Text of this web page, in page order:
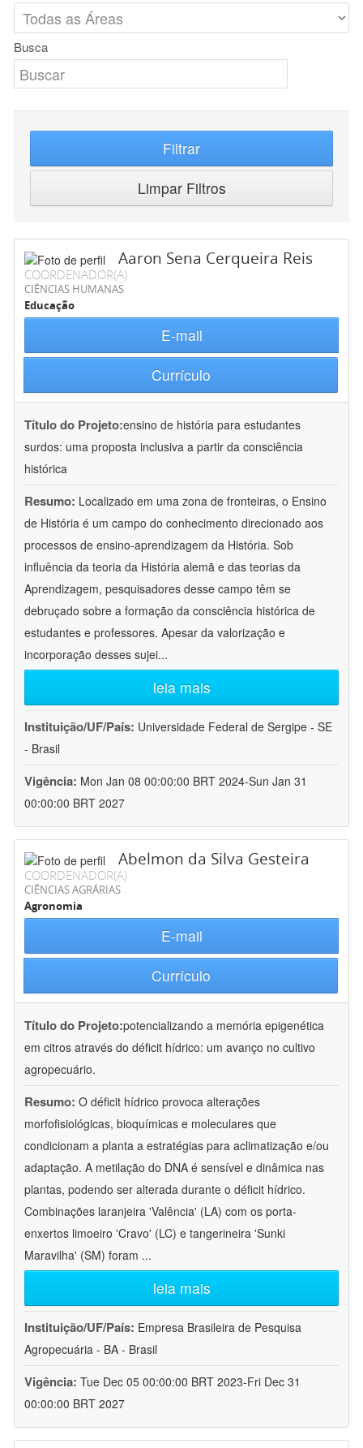
Busca
Filtrar
Limpar Filtros
Aaron Sena Cerqueira Reis
COORDENADOR(A)
CIÊNCIAS HUMANAS
Educação
E-mail
Currículo
Título do Projeto:ensino de história para estudantes
surdos: uma proposta inclusiva a partir da consciência
histórica
Resumo: Localizado em uma zona de fronteiras, o Ensino
de História é um campo do conhecimento direcionado aos
processos de ensino-aprendizagem da História. Sob
influência da teoria da História alemã e das teorias da
Aprendizagem, pesquisadores desse campo têm se
debruçado sobre a formação da consciência histórica de
estudantes e professores. Apesar da valorização e
incorporação desses sujei...
leia mais
Instituição/UF/País: Universidade Federal de Sergipe - SE
- Brasil
Vigência: Mon Jan 08 00:00:00 BRT 2024-Sun Jan 31
00:00:00 BRT 2027
Abelmon da Silva Gesteira
COORDENADOR(A)
CIÊNCIAS AGRÁRIAS
Agronomia
E-mail
Currículo
Título do Projeto:potencializando a memória epigenética
em citros através do déficit hídrico: um avanço no cultivo
agropecuário.
Resumo: O déficit hídrico provoca alterações
morfofisiológicas, bioquímicas e moleculares que
condicionam a planta a estratégias para aclimatização e/ou
adaptação. A metilação do DNA é sensível e dinâmica nas
plantas, podendo ser alterada durante o déficit hídrico.
Combinações laranjeira 'Valência' (LA) com os porta-
enxertos limoeiro 'Cravo' (LC) e tangerineira 'Sunki
Maravilha' (SM) foram ...
leia mais
Instituição/UF/País: Empresa Brasileira de Pesquisa
Agropecuária - BA - Brasil
Vigência: Tue Dec 05 00:00:00 BRT 2023-Fri Dec 31
00:00:00 BRT 2027